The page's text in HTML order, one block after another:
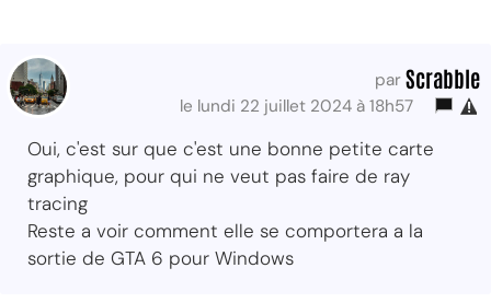
par Scrabble
le lundi 22 juillet 2024 à 18h57
Oui, c'est sur que c'est une bonne petite carte
graphique, pour qui ne veut pas faire de ray
tracing
Reste a voir comment elle se comportera a la
sortie de GTA 6 pour Windows